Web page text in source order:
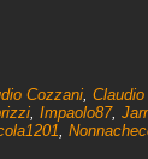
Cozzani,
, Impaolo87,
,